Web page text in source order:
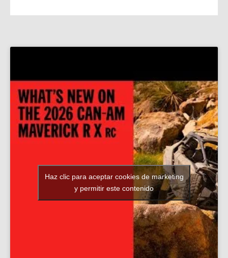
Haz clic para aceptar cookies de marketing
y permitir este contenido